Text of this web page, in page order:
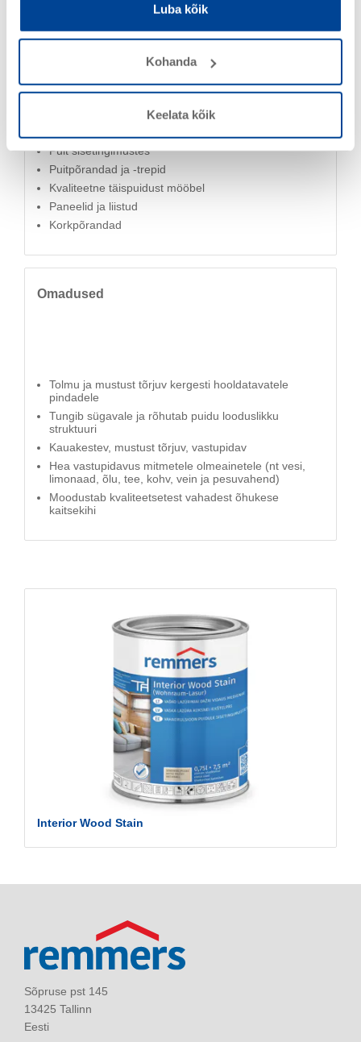
Luba kõik
Kohanda
Keelata kõik
Puit sisetingimustes
Puitpõrandad ja -trepid
Kvaliteetne täispuidust mööbel
Paneelid ja liistud
Korkpõrandad
Omadused
Tolmu ja mustust tõrjuv kergesti hooldatavatele
pindadele
Tungib sügavale ja rõhutab puidu looduslikku
struktuuri
Kauakestev, mustust tõrjuv, vastupidav
Hea vastupidavus mitmetele olmeainetele (nt vesi,
limonaad, õlu, tee, kohv, vein ja pesuvahend)
Moodustab kvaliteetsetest vahadest õhukese
kaitsekihi
Interior Wood Stain
Sõpruse pst 145
13425 Tallinn
Eesti